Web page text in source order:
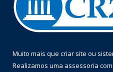
Muito mais que criar site ou
Realizamos uma assessoria